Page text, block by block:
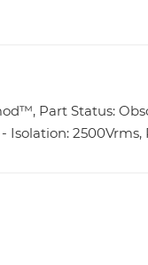
Part Status:
Isolation: